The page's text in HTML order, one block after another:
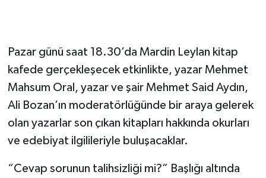
Pazar günü saat 18.30’da Mardin Leylan kitap
kafede gerçekleşecek etkinlikte, yazar Mehmet
Mahsum Oral, yazar ve şair Mehmet Said Aydın,
Ali Bozan’ın moderatörlüğünde bir araya gelerek
olan yazarlar son çıkan kitapları hakkında okurları
ve edebiyat ilgilileriyle buluşacaklar.
“Cevap sorunun talihsizliği mi?” Başlığı altında